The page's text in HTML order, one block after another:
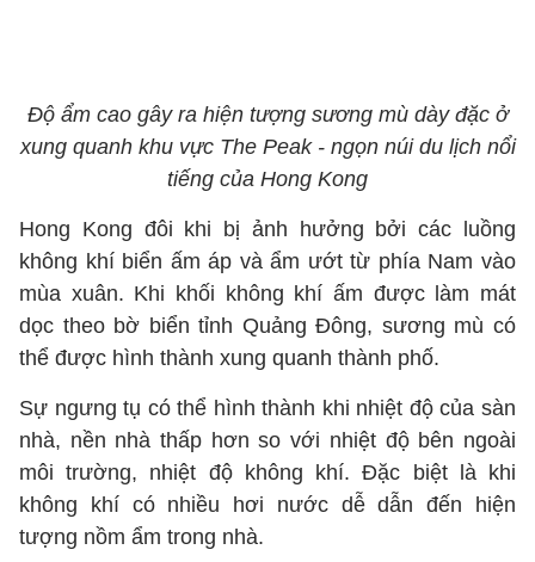
Độ ẩm cao gây ra hiện tượng sương mù dày đặc ở
xung quanh khu vực The Peak - ngọn núi du lịch nổi
tiếng của Hong Kong
Hong Kong đôi khi bị ảnh hưởng bởi các luồng
không khí biển ấm áp và ẩm ướt từ phía Nam vào
mùa xuân. Khi khối không khí ấm được làm mát
dọc theo bờ biển tỉnh Quảng Đông, sương mù có
thể được hình thành xung quanh thành phố.
Sự ngưng tụ có thể hình thành khi nhiệt độ của sàn
nhà, nền nhà thấp hơn so với nhiệt độ bên ngoài
môi trường, nhiệt độ không khí. Đặc biệt là khi
không khí có nhiều hơi nước dễ dẫn đến hiện
tượng nồm ẩm trong nhà.